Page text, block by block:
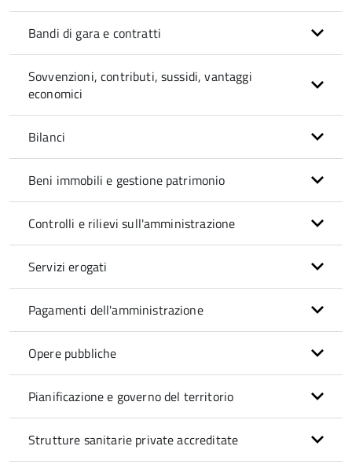
Bandi di gara e contratti
Sovvenzioni, contributi, sussidi, vantaggi
economici
Bilanci
Beni immobili e gestione patrimonio
Controlli e rilievi sull'amministrazione
Servizi erogati
Pagamenti dell'amministrazione
Opere pubbliche
Pianificazione e governo del territorio
Strutture sanitarie private accreditate